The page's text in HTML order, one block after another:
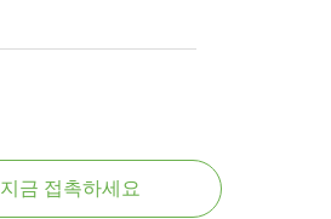
지금 접촉하세요